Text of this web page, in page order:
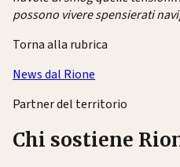
possono vivere spensierati
Torna alla rubrica
News dal Rione
Partner del territorio
Chi sostiene